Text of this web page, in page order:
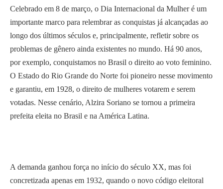
Celebrado em 8 de março, o Dia Internacional da Mulher é um
importante marco para relembrar as conquistas já alcançadas ao
longo dos últimos séculos e, principalmente, refletir sobre os
problemas de gênero ainda existentes no mundo. Há 90 anos,
por exemplo, conquistamos no Brasil o direito ao voto feminino.
O Estado do Rio Grande do Norte foi pioneiro nesse movimento
e garantiu, em 1928, o direito de mulheres votarem e serem
votadas. Nesse cenário, Alzira Soriano se tornou a primeira
prefeita eleita no Brasil e na América Latina.
A demanda ganhou força no início do século XX, mas foi
concretizada apenas em 1932, quando o novo código eleitoral